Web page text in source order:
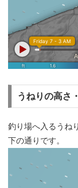
うねりの高さ
釣り場へ入るうね
下の通りです。